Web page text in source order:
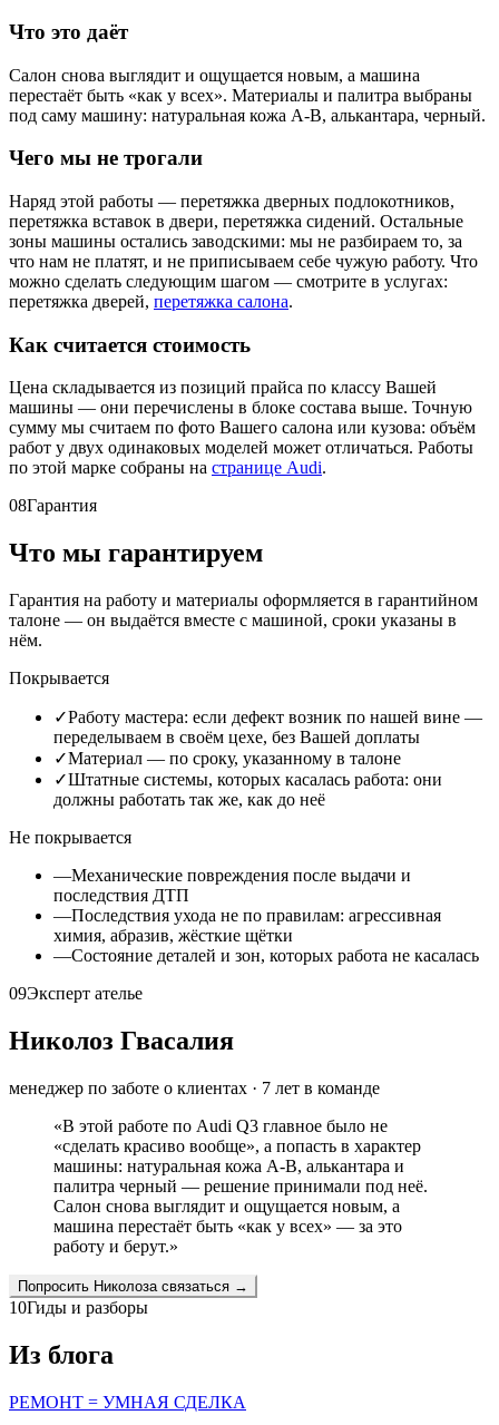
Что это даёт
Салон снова выглядит и ощущается новым, а машина
перестаёт быть «как у всех». Материалы и палитра выбраны
под саму машину: натуральная кожа A-B, алькантара, черный.
Чего мы не трогали
Наряд этой работы — перетяжка дверных подлокотников,
перетяжка вставок в двери, перетяжка сидений. Остальные
зоны машины остались заводскими: мы не разбираем то, за
что нам не платят, и не приписываем себе чужую работу. Что
можно сделать следующим шагом — смотрите в услугах:
перетяжка дверей, перетяжка салона.
Как считается стоимость
Цена складывается из позиций прайса по классу Вашей
машины — они перечислены в блоке состава выше. Точную
сумму мы считаем по фото Вашего салона или кузова: объём
работ у двух одинаковых моделей может отличаться. Работы
по этой марке собраны на странице Audi.
08Гарантия
Что мы гарантируем
Гарантия на работу и материалы оформляется в гарантийном
талоне — он выдаётся вместе с машиной, сроки указаны в
нём.
Покрывается
✓Работу мастера: если дефект возник по нашей вине —
переделываем в своём цехе, без Вашей доплаты
✓Материал — по сроку, указанному в талоне
✓Штатные системы, которых касалась работа: они
должны работать так же, как до неё
Не покрывается
—Механические повреждения после выдачи и
последствия ДТП
—Последствия ухода не по правилам: агрессивная
химия, абразив, жёсткие щётки
—Состояние деталей и зон, которых работа не касалась
09Эксперт ателье
Николоз Гвасалия
менеджер по заботе о клиентах · 7 лет в команде
«В этой работе по Audi Q3 главное было не
«сделать красиво вообще», а попасть в характер
машины: натуральная кожа A-B, алькантара и
палитра черный — решение принимали под неё.
Салон снова выглядит и ощущается новым, а
машина перестаёт быть «как у всех» — за это
работу и берут.»
Попросить Николозасвязаться →
10Гиды и разборы
Из блога
РЕМОНТ = УМНАЯ СДЕЛКА